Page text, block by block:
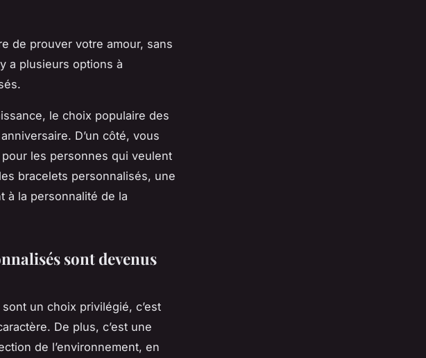
de prouver votre amour, sans
a plusieurs options à
le choix populaire des
D’un côté, vous
les personnes qui veulent
bracelets personnalisés, une
à la personnalité de la
sont devenus
un choix privilégié, c’est
De plus, c’est une
de l’environnement, en